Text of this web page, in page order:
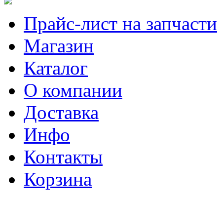
Прайс-лист на запчасти
Магазин
Каталог
О компании
Доставка
Инфо
Контакты
Корзина